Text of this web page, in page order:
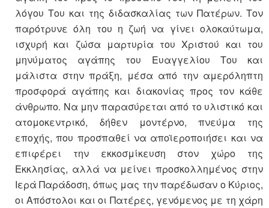
λόγου Του και της διδασκαλίας των Πατέρων. Τον
παρότρυνε όλη του η ζωή να γίνει ολοκαύτωμα,
ισχυρή και ζώσα μαρτυρία του Χριστού και του
μηνύματος αγάπης του Ευαγγελίου Του και
μάλιστα στην πράξη, μέσα από την αμερόληπτη
προσφορά αγάπης και διακονίας προς τον κάθε
άνθρωπο. Να μην παρασύρεται από το υλιστικό και
ατομοκεντρικό, δήθεν μοντέρνο, πνεύμα της
εποχής, που προσπαθεί να αποϊεροποιήσει και να
επιφέρει την εκκοσμίκευση στον χώρο της
Εκκλησίας, αλλά να μείνει προσκολλημένος στην
Ιερά Παράδοση, όπως μας την παρέδωσαν ο Κύριος,
οι Απόστολοι και οι Πατέρες, γενόμενος με τη χάρη